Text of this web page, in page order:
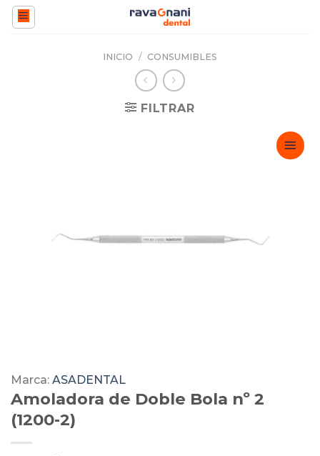
Saltar
INICIO / CONSUMIBLES
FILTRAR
Marca: ASADENTAL
Amoladora de Doble Bola nº 2
(1200-2)